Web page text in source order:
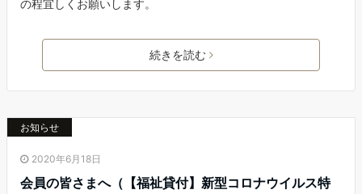
の程宜しくお願いします。
続きを読む
お知らせ
2020年6月18日
会員の皆さまへ（【福祉貸付】新型コロナウイルス特